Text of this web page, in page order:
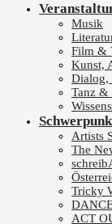
Musik
Film &
Kunst,
Dialog,
Tanz &
Artists
The
Tricky
ACT